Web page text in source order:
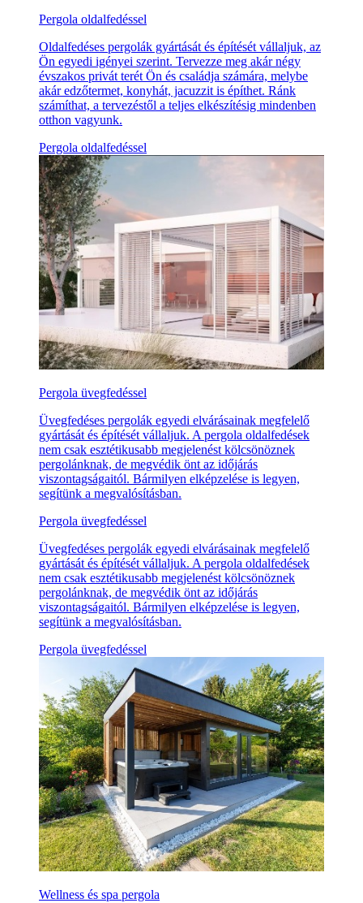
Pergola oldalfedéssel
Oldalfedéses pergolák gyártását és építését vállaljuk, az
Ön egyedi igényei szerint. Tervezze meg akár négy
évszakos privát terét Ön és családja számára, melybe
akár edzőtermet, konyhát, jacuzzit is építhet. Ránk
számíthat, a tervezéstől a teljes elkészítésig mindenben
otthon vagyunk.
Pergola oldalfedéssel
Pergola üvegfedéssel
Üvegfedéses pergolák egyedi elvárásainak megfelelő
gyártását és építését vállaljuk. A pergola oldalfedések
nem csak esztétikusabb megjelenést kölcsönöznek
pergolánknak, de megvédik önt az időjárás
viszontagságaitól. Bármilyen elképzelése is legyen,
segítünk a megvalósításban.
Pergola üvegfedéssel
Üvegfedéses pergolák egyedi elvárásainak megfelelő
gyártását és építését vállaljuk. A pergola oldalfedések
nem csak esztétikusabb megjelenést kölcsönöznek
pergolánknak, de megvédik önt az időjárás
viszontagságaitól. Bármilyen elképzelése is legyen,
segítünk a megvalósításban.
Pergola üvegfedéssel
Wellness és spa pergola